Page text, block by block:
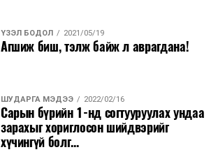
өгөх тухай
асуудлууд болон
холбогдох
байгууллагуудын
ҮЗЭЛ БОДОЛ 2021/05/19
Агшиж биш, тэлж байж л аврагдана!
ШУДАРГА МЭДЭЭ 2022/02/16
Сарын бүрийн 1-нд согтууруулах ундаа
зарахыг хориглосон шийдвэрийг
хүчингүй болг...